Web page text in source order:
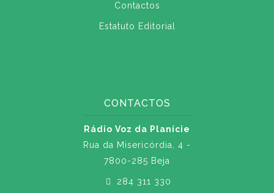
Contactos
Estatuto Editorial
CONTACTOS
Rádio Voz da Planície
Rua da Misericórdia, 4 -
7800-285 Beja
284 311 330